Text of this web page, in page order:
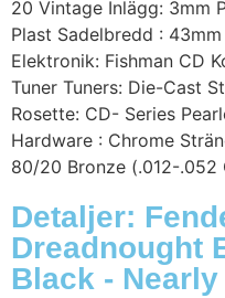
20 Vintage Inlägg: 3mm
Plast Sadelbredd :
Elektronik: Fishman CD
Tuner Tuners: Die-Cast
Rosette: CD- Series
Hardware : Chrome
80/20 Bronze (.012-.052
Detaljer:
Dreadnought
Black - Nearly